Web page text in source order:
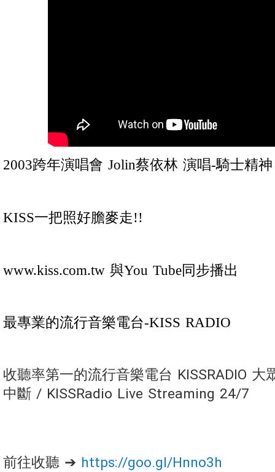
2003跨年演唱會 Jolin蔡依林 演唱-騎士精神
KISS一把照好膽麥走!!
www.kiss.com.tw 與You Tube同步播出
最專業的流行音樂電台-KISS RADIO
收聽率第一的流行音樂電台 KISSRADIO
中斷 / KISSRadio Live Streaming 24/7
前往收聽 ➔ https://goo.gl/Hnno3h